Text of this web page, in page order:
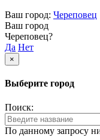
Ваш город: Череповец
Ваш город
Череповец?
Да Нет
×
Выберите город
Поиск:
По данному запросу